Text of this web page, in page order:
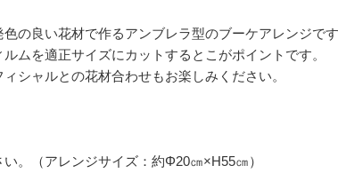
の良い花材で作るアンブレラ型のブーケアレンジです
ムを適正サイズにカットするとこがポイントです。
シャルとの花材合わせもお楽しみください。
。（アレンジサイズ：約Φ20㎝×H55㎝）